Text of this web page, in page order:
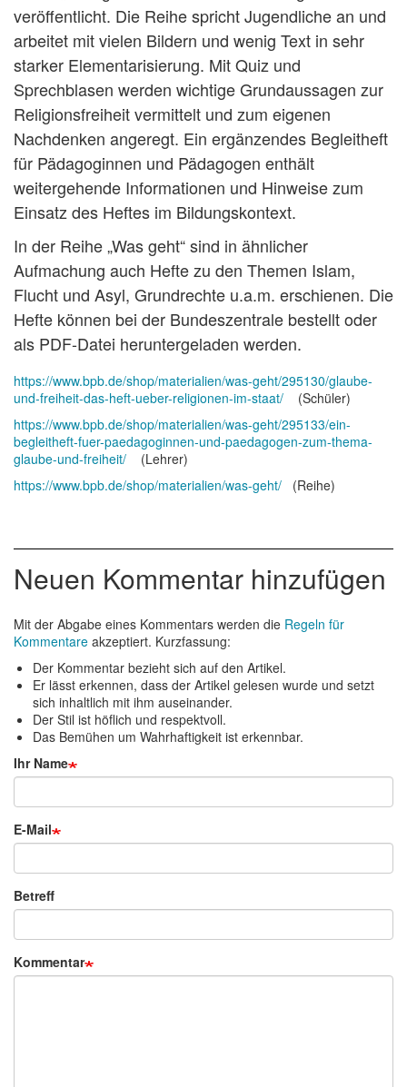
veröffentlicht. Die Reihe spricht Jugendliche an und
arbeitet mit vielen Bildern und wenig Text in sehr
starker Elementarisierung. Mit Quiz und
Sprechblasen werden wichtige Grundaussagen zur
Religionsfreiheit vermittelt und zum eigenen
Nachdenken angeregt. Ein ergänzendes Begleitheft
für Pädagoginnen und Pädagogen enthält
weitergehende Informationen und Hinweise zum
Einsatz des Heftes im Bildungskontext.
In der Reihe „Was geht“ sind in ähnlicher
Aufmachung auch Hefte zu den Themen Islam,
Flucht und Asyl, Grundrechte u.a.m. erschienen. Die
Hefte können bei der Bundeszentrale bestellt oder
als PDF-Datei heruntergeladen werden.
https://www.bpb.de/shop/materialien/was-geht/295130/glaube-
und-freiheit-das-heft-ueber-religionen-im-staat/ (Schüler)
https://www.bpb.de/shop/materialien/was-geht/295133/ein-
begleitheft-fuer-paedagoginnen-und-paedagogen-zum-thema-
glaube-und-freiheit/ (Lehrer)
https://www.bpb.de/shop/materialien/was-geht/ (Reihe)
Neuen Kommentar hinzufügen
Mit der Abgabe eines Kommentars werden die Regeln für
Kommentare akzeptiert. Kurzfassung:
Der Kommentar bezieht sich auf den Artikel.
Er lässt erkennen, dass der Artikel gelesen wurde und setzt
sich inhaltlich mit ihm auseinander.
Der Stil ist höflich und respektvoll.
Das Bemühen um Wahrhaftigkeit ist erkennbar.
Ihr Name
E-Mail
Betreff
Kommentar